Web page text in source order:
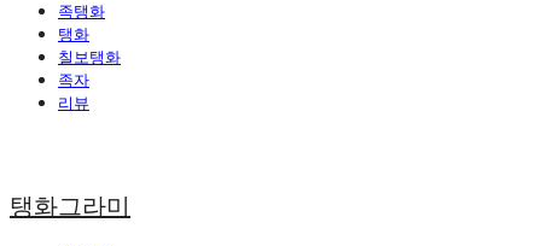
족탱화
탱화
칠보탱화
족자
리뷰
탱화그라미